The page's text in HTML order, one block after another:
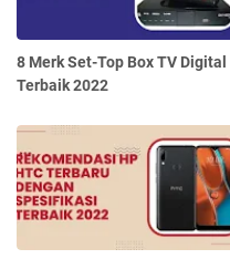
8 Merk Set-Top Box TV Digital
Terbaik 2022